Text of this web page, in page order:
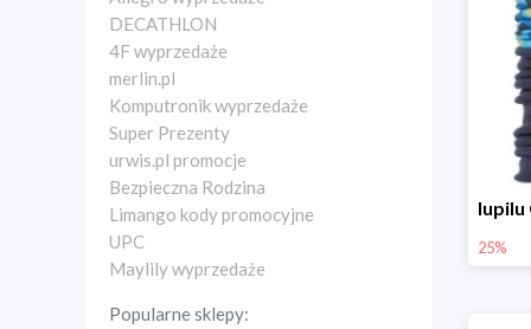
DECATHLON
4F wyprzedaże
merlin.pl
Komputronik wyprzedaże
Super Prezenty
urwis.pl promocje
Bezpieczna Rodzina
Limango kody promocyjne
UPC
Maylily wyprzedaże
Popularne sklepy:
25%